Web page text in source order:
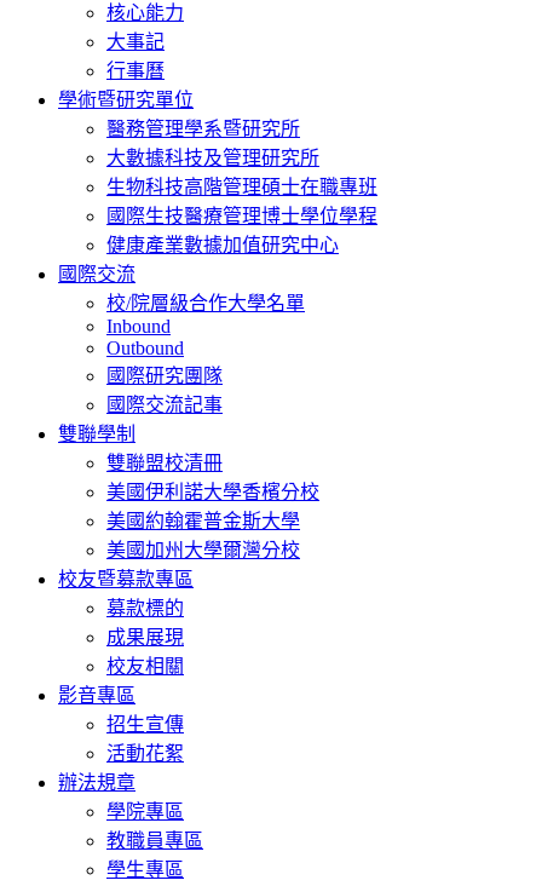
核心能力
大事記
行事曆
學術暨研究單位
醫務管理學系暨研究所
大數據科技及管理研究所
生物科技高階管理碩士在職專班
國際生技醫療管理博士學位學程
健康產業數據加值研究中心
國際交流
校/院層級合作大學名單
Inbound
Outbound
國際研究團隊
國際交流記事
雙聯學制
雙聯盟校清冊
美國伊利諾大學香檳分校
美國約翰霍普金斯大學
美國加州大學爾灣分校
校友暨募款專區
募款標的
成果展現
校友相關
影音專區
招生宣傳
活動花絮
辦法規章
學院專區
教職員專區
學生專區